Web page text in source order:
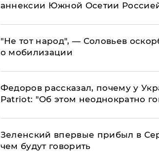
аннексии Южной Осетии
​"Не тот народ", — Соловьев
о мобилизации
Федоров рассказал, почему у
Patriot: "Об этом неоднократно
Зеленский впервые прибыл в
чем будут говорить